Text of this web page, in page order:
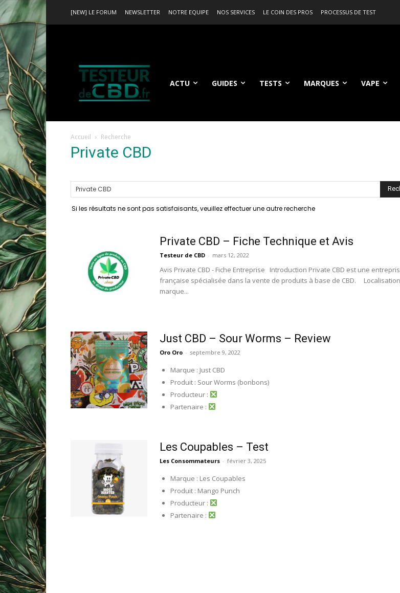
[NEW] LE FORUM NEWSLETTER NOTRE EQUIPE NOS SERVICES LE COIN DES PROS PROCESSUS DE TEST
ACTU GUIDES TESTS MARQUES VAPE
Accueil Recherche
Private CBD
Si les résultats ne sont pas satisfaisants, veuillez effectuer une autre recherche
Private CBD – Fiche Technique et Avis
Testeur de CBD - mars 12, 2022
Avis Private CBD - Fiche Entreprise Introduction Private CBD est une
française spécialisée dans la vente de produits à base de CBD.
marque...
Just CBD – Sour Worms – Review
Oro Oro - septembre 9, 2022
Marque : Just CBD
Produit : Sour Worms (bonbons)
Producteur :
Partenaire :
Les Coupables – Test
Les Consommateurs - février 3, 2025
Marque : Les Coupables
Produit : Mango Punch
Producteur :
Partenaire :